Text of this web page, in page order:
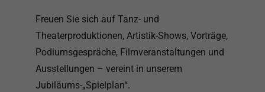
Freuen Sie sich auf Tanz- und
Theaterproduktionen, Artistik-Shows, Vorträge,
Podiumsgespräche, Filmveranstaltungen und
Ausstellungen – vereint in unserem
Jubiläums-„Spielplan“.